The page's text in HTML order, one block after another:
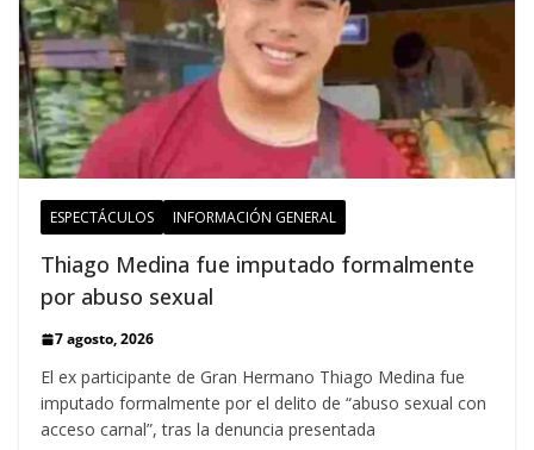
ESPECTÁCULOS INFORMACIÓN GENERAL
Thiago Medina fue imputado formalmente
por abuso sexual
7 agosto, 2026
El ex participante de Gran Hermano Thiago Medina fue
imputado formalmente por el delito de “abuso sexual con
acceso carnal”, tras la denuncia presentada